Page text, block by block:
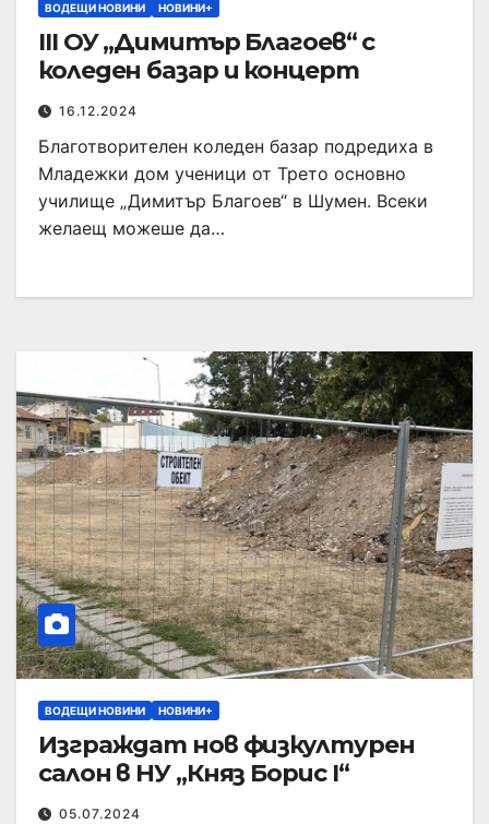
ВОДЕЩИ НОВИНИ НОВИНИ+
III ОУ „Димитър Благоев“ с
коледен базар и концерт
16.12.2024
Благотворителен коледен базар подредиха в
Младежки дом ученици от Трето основно
училище „Димитър Благоев“ в Шумен. Всеки
желаещ можеше да…
ВОДЕЩИ НОВИНИ НОВИНИ+
Изграждат нов физкултурен
салон в НУ „Княз Борис I“
05.07.2024